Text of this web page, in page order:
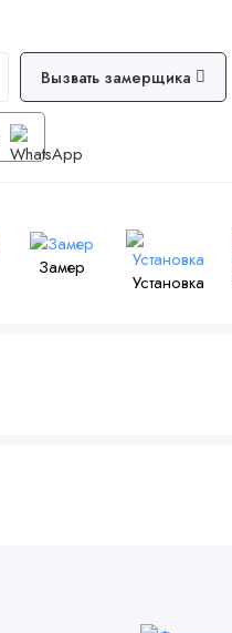
Вызвать замерщика
Замер
Установка